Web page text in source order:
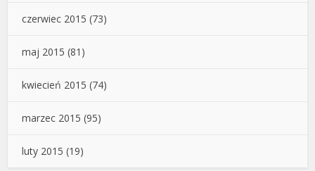
czerwiec 2015 (73)
maj 2015 (81)
kwiecień 2015 (74)
marzec 2015 (95)
luty 2015 (19)